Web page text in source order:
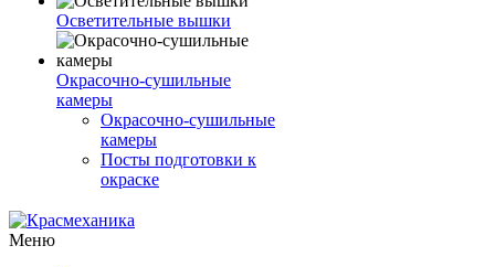
Осветительные вышки
Окрасочно-сушильные
камеры
Окрасочно-сушильные
камеры
Посты подготовки к
окраске
Меню